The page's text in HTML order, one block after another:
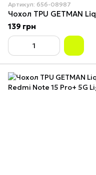
Артикул: 656-08987
139 грн